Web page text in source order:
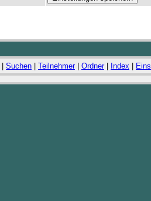
Suchen Teilnehmer| Ordner| Index